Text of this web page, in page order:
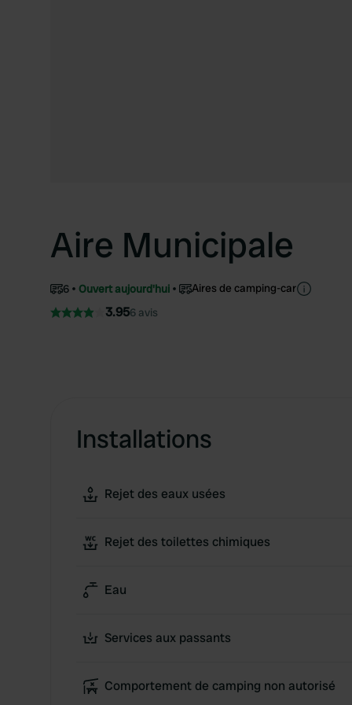
Aire Municipale
6 Ouvert aujourd'hui Aires de camping-car
3.956 avis
Installations
Rejet des eaux usées
Rejet des toilettes chimiques
Eau
Services aux passants
Comportement de camping non autorisé